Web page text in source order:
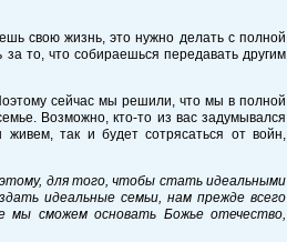
свою жизнь, это нужно делать с полной
то, что собираешься передавать другим
сейчас мы решили, что мы в полной
Возможно, кто-то из вас задумывался
так и будет сотрясаться от войн,
для того, чтобы стать идеальными
идеальные семьи, нам прежде всего
сможем основать Божье отечество,